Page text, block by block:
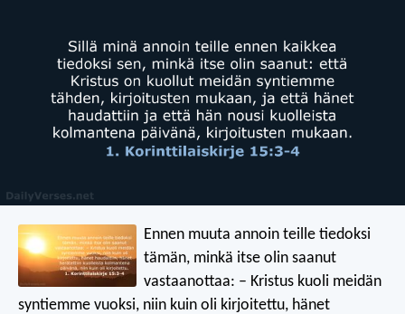
Ennen muuta annoin teille tiedoksi
tämän, minkä itse olin saanut
vastaanottaa: – Kristus kuoli meidän
syntiemme vuoksi, niin kuin oli kirjoitettu, hänet